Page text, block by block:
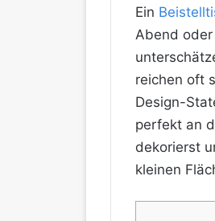
Ein
Abend
reichen oft
Design-
perfekt an
dekorierst
kleinen